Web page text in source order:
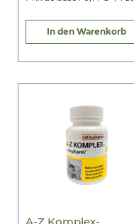
In den Warenkorb